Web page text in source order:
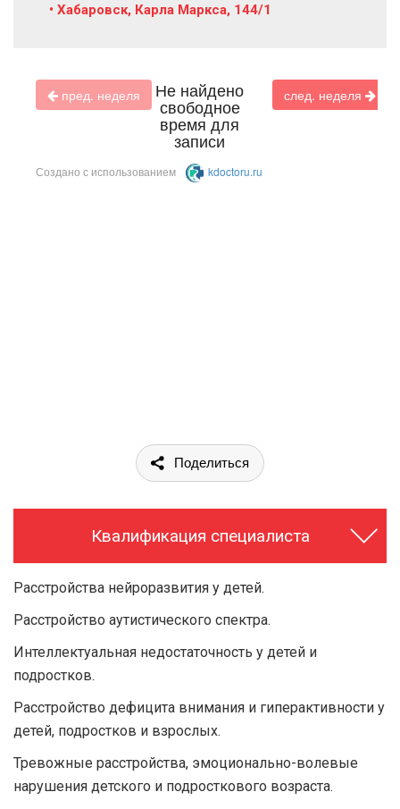
• Хабаровск, Карла Маркса, 144/1
Поделиться
Квалификация специалиста
Расстройства нейроразвития у детей.
Расстройство аутистического спектра.
Интеллектуальная недостаточность у детей и
подростков.
Расстройство дефицита внимания и гиперактивности у
детей, подростков и взрослых.
Тревожные расстройства, эмоционально-волевые
нарушения детского и подросткового возраста.